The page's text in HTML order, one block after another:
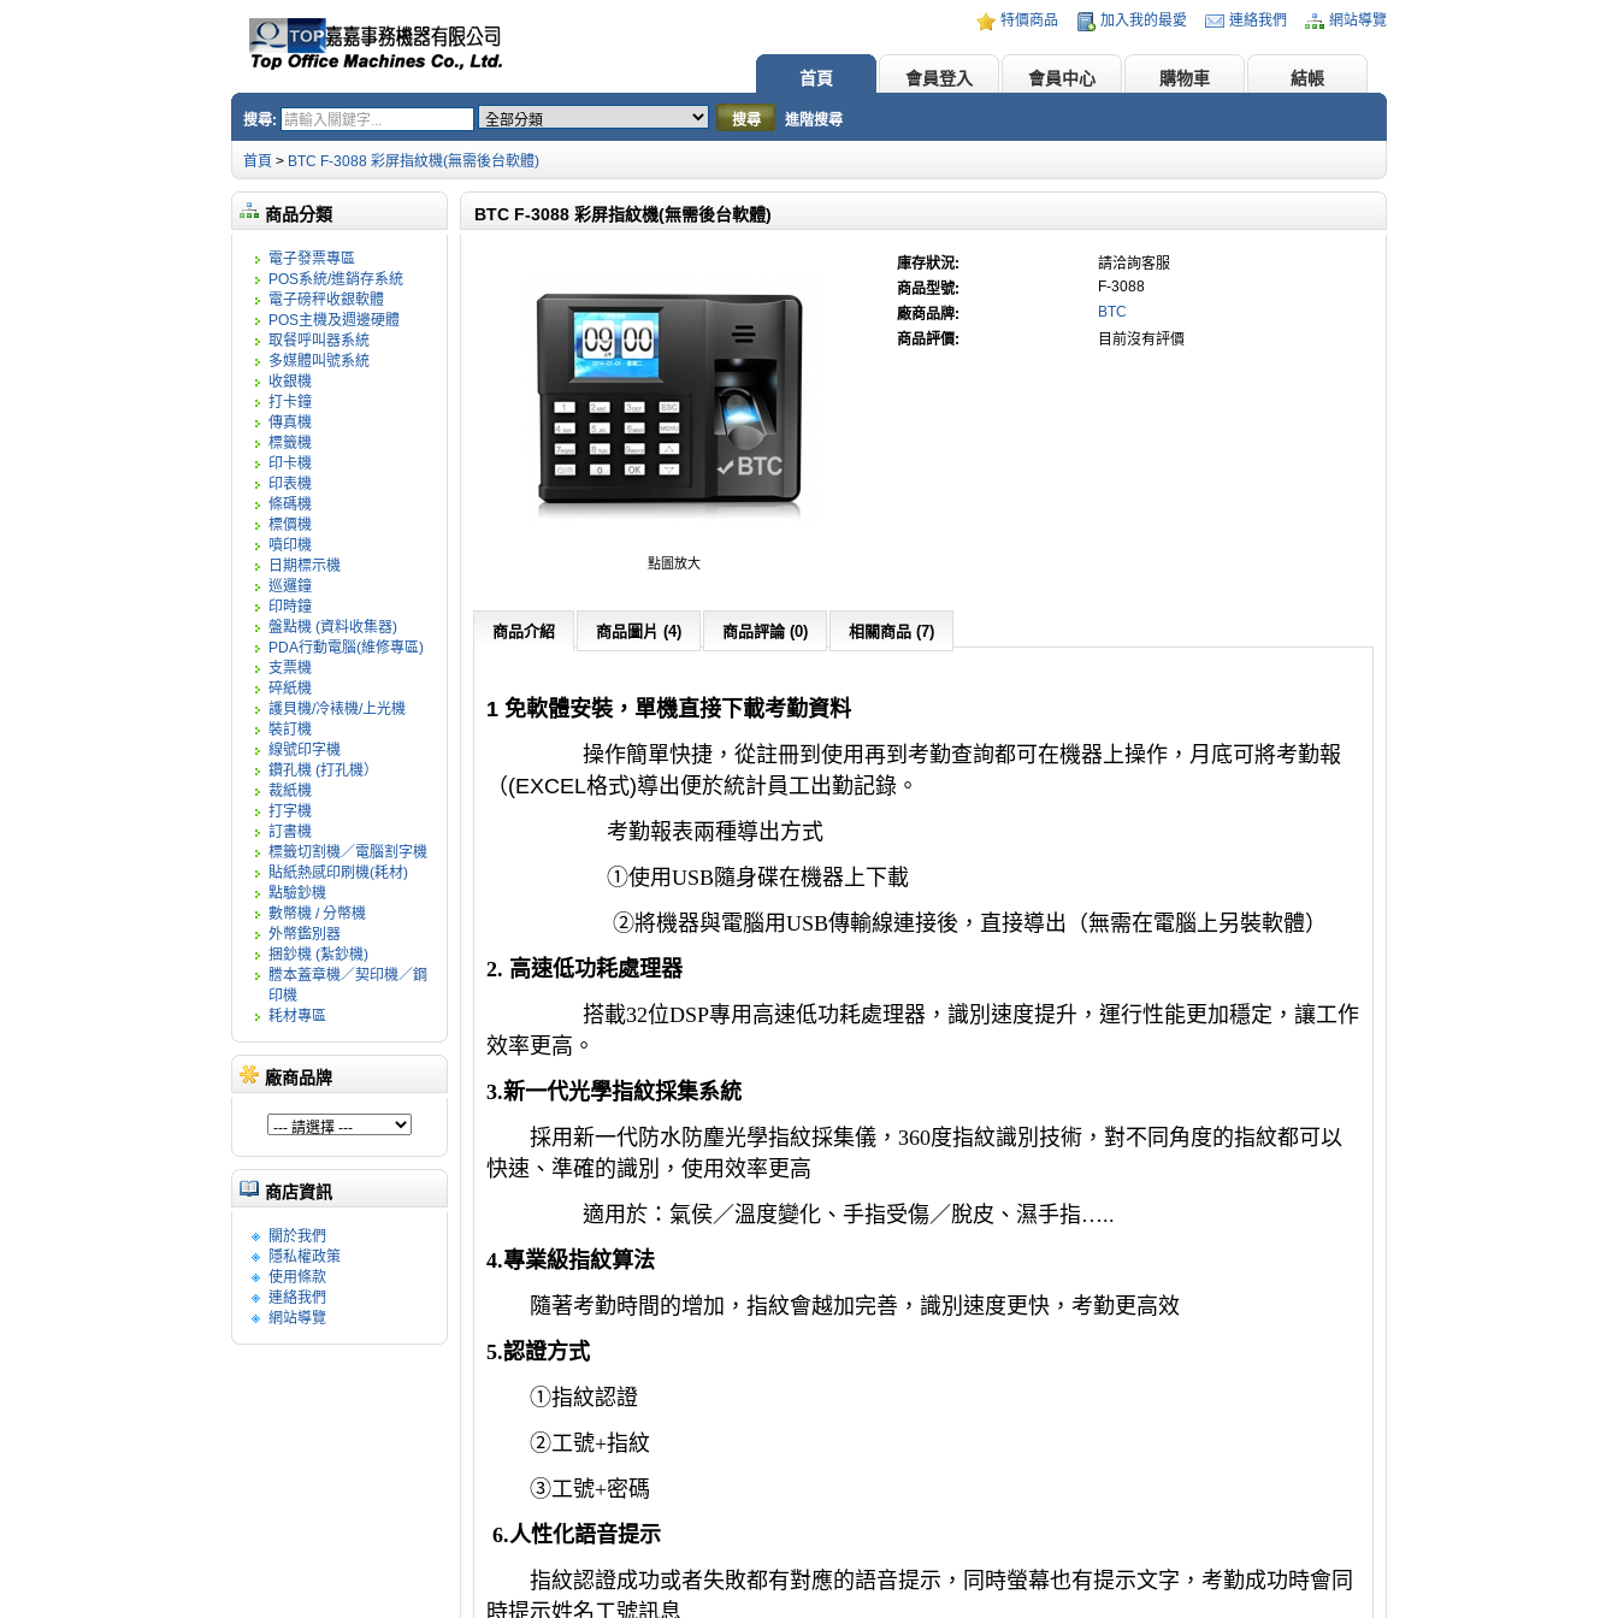
特價商品 加入我的最愛 連絡我們 網站導覽
首頁 會員登入 會員中心 購物車 結帳
搜尋: 搜尋 進階搜尋
首頁 > BTC F-3088 彩屏指紋機(無需後台軟體)
商品分類
電子發票專區
POS系統/進銷存系統
電子磅秤收銀軟體
POS主機及週邊硬體
取餐呼叫器系統
多媒體叫號系統
收銀機
打卡鐘
傳真機
標籤機
印卡機
印表機
條碼機
標價機
噴印機
日期標示機
巡邏鐘
印時鐘
盤點機 (資料收集器)
PDA行動電腦(維修專區)
支票機
碎紙機
護貝機/冷裱機/上光機
裝訂機
線號印字機
鑽孔機 (打孔機）
裁紙機
打字機
訂書機
標籤切割機／電腦割字機
貼紙熱感印刷機(耗材)
點驗鈔機
數幣機 / 分幣機
外幣鑑別器
捆鈔機 (紮鈔機)
謄本蓋章機／契印機／鋼
印機
耗材專區
廠商品牌
商店資訊
關於我們
隱私權政策
使用條款
連絡我們
網站導覽
BTC F-3088 彩屏指紋機(無需後台軟體)
點圖放大
庫存狀況:
請洽詢客服
商品型號:
F-3088
廠商品牌:
BTC
商品評價:
目前沒有評價
商品介紹 商品圖片 (4) 商品評論 (0) 相關商品 (7)
1 免軟體安裝，單機直接下載考勤資料
操作簡單快捷，從註冊到使用再到考勤查詢都可在機器上操作，月底可將考勤報
（(EXCEL格式)導出便於統計員工出勤記錄。
考勤報表兩種導出方式
①使用USB隨身碟在機器上下載
②將機器與電腦用USB傳輸線連接後，直接導出（無需在電腦上另裝軟體）
2. 高速低功耗處理器
搭載32位DSP專用高速低功耗處理器，識別速度提升，運行性能更加穩定，讓工作
效率更高。
3.新一代光學指紋採集系統
採用新一代防水防麈光學指紋採集儀， 360度指紋識別技術，對不同角度的指紋都可以
快速、準確的識別，使用效率更高
適用於：氣侯／溫度變化、手指受傷／脫皮、濕手指…..
4.專業級指紋算法
隨著考勤時間的增加，指紋會越加完善，識別速度更快，考勤更高效
5.認證方式
①指紋認證
②工號+指紋
③工號+密碼
6.人性化語音提示
指紋認證成功或者失敗都有對應的語音提示，同時螢幕也有提示文字，考勤成功時會同
時提示姓名工號訊息